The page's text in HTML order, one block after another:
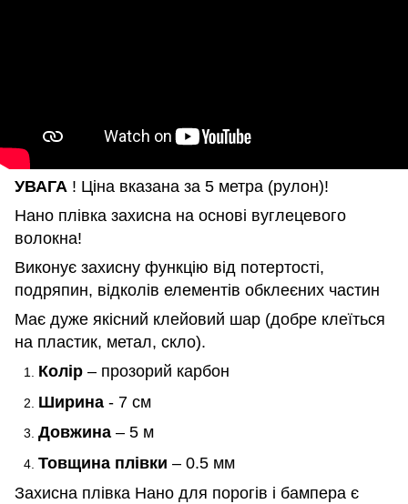
УВАГА ! Ціна вказана за 5 метра (рулон)!
Нано плівка захисна на основі вуглецевого
волокна!
Виконує захисну функцію від потертості,
подряпин, відколів елементів обклеєних частин
Має дуже якісний клейовий шар (добре клеїться
на пластик, метал, скло).
Колір – прозорий карбон
Ширина - 7 см
Довжина – 5 м
Товщина плівки – 0.5 мм
Захисна плівка Нано для порогів і бампера є